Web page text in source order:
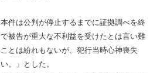
件は公判が停止するまでに証拠調べを終
被告が重大な不利益を受けたとは言い難
とは紛れもないが、犯行当時心神喪失
。」とした。